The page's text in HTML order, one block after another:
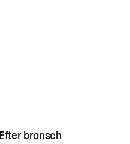
Efter bransch